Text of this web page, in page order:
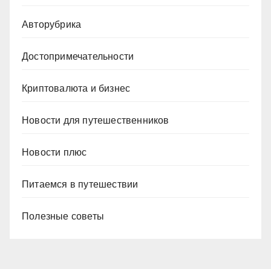
Авторубрика
Достопримечательности
Криптовалюта и бизнес
Новости для путешественников
Новости плюс
Питаемся в путешествии
Полезные советы